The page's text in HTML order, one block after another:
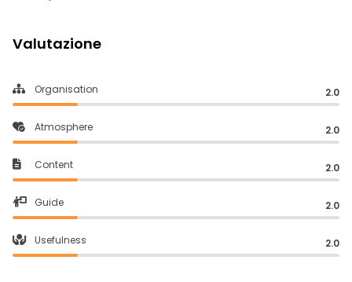
Valutazione
Organisation 2.0
Atmosphere 2.0
Content 2.0
Guide 2.0
Usefulness 2.0